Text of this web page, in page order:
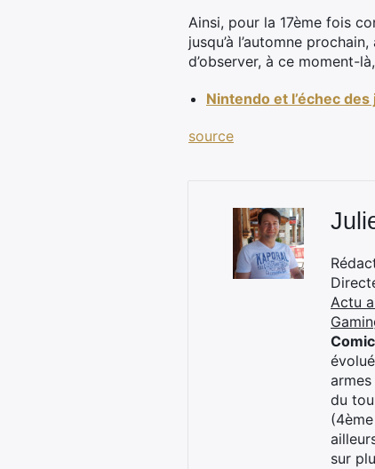
Ainsi, pour la 17ème fois
jusqu’à l’automne
d’observer, à ce moment-
Nintendo et l’échec
source
Actu
du
sur